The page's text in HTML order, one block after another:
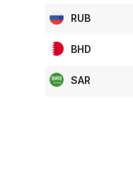
RUB
BHD
SAR